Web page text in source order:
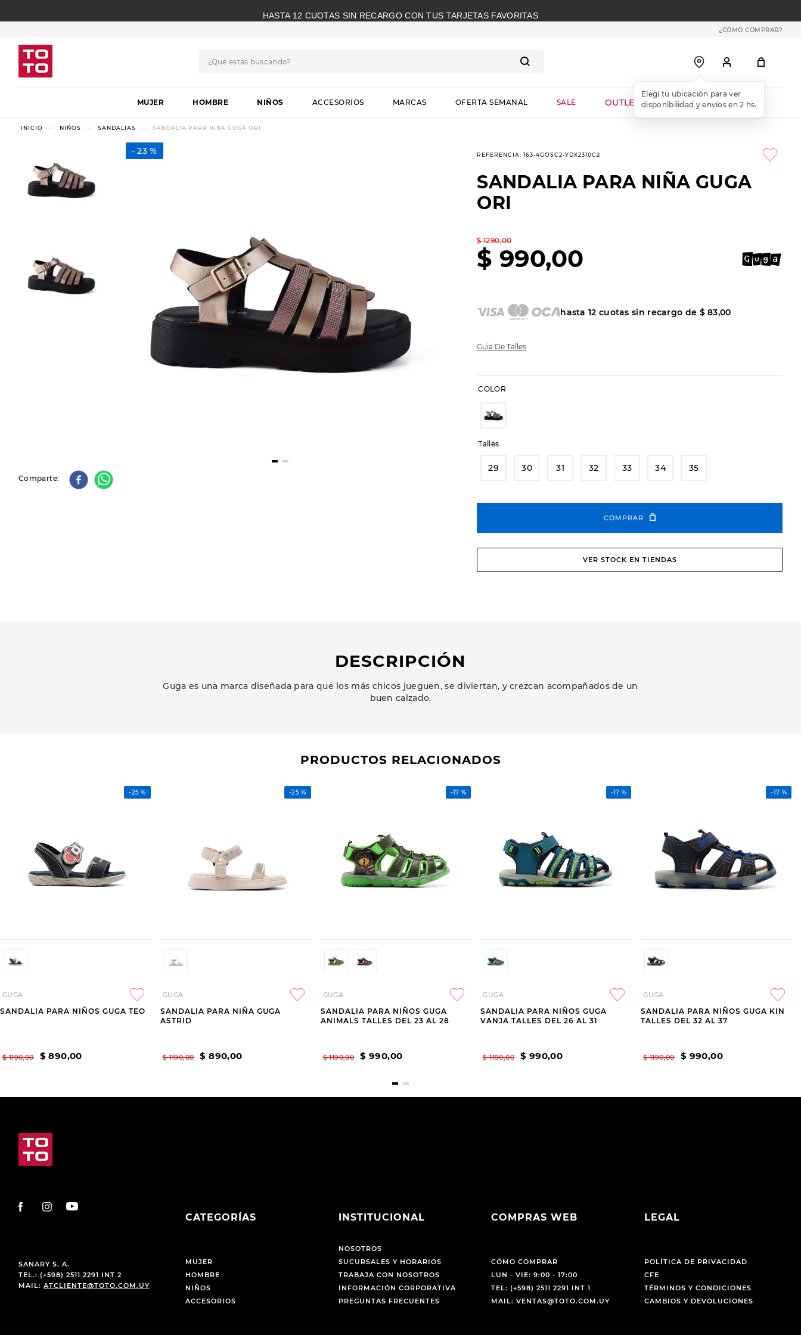
HASTA 12 CUOTAS SIN RECARGO CON TUS TARJETAS FAVORITAS
¿CÓMO COMPRAR?
MUJER HOMBRE NIÑOS ACCESORIOS MARCAS OFERTA SEMANAL SALE OUTLET WEB
NIÑOS SANDALIAS SANDALIA PARA NIÑA GUGA ORI
23 %
Comparte
REFERENCIA:163-4GOSC2-YDX2310C2
SANDALIA PARA NIÑA GUGA
ORI
$ 1290,00
$ 990,00
hasta12 cuotas sin recargo de $ 83,00
Guia De Talles
COLOR
Talles
29 30 31 32 33 34 35
COMPRAR
VER STOCK EN TIENDAS
DESCRIPCIÓN
Guga es una marca diseñada para que los más chicos jueguen, se diviertan, y crezcan acompañados de un
buen calzado.
PRODUCTOS RELACIONADOS
-25 %
GUGA
SANDALIA PARA NIÑOS GUGA TEO
$ 1190,00 $ 890,00
-25 %
GUGA
SANDALIA PARA NIÑA GUGA
ASTRID
$ 1190,00 $ 890,00
-17 %
GUGA
SANDALIA PARA NIÑOS GUGA
ANIMALS TALLES DEL 23 AL 28
$ 1190,00 $ 990,00
-17 %
GUGA
SANDALIA PARA NIÑOS GUGA
VANJA TALLES DEL 26 AL 31
$ 1190,00 $ 990,00
-17 %
GUGA
SANDALIA PARA NIÑOS GUGA KIN
TALLES DEL 32 AL 37
$ 1190,00 $ 990,00
SANARY S. A.
TEL.: (+598) 2511 2291 INT 2
MAIL: ATCLIENTE@TOTO.COM.UY
CATEGORÍAS
MUJER
HOMBRE
NIÑOS
ACCESORIOS
INSTITUCIONAL
NOSOTROS
SUCURSALES Y HORARIOS
TRABAJA CON NOSOTROS
INFORMACIÓN CORPORATIVA
PREGUNTAS FRECUENTES
COMPRAS WEB
CÓMO COMPRAR
LUN - VIE: 9:00 - 17:00
TEL: (+598) 2511 2291 INT 1
MAIL: VENTAS@TOTO.COM.UY
LEGAL
POLÍTICA DE PRIVACIDAD
CFE
TÉRMINOS Y CONDICIONES
CAMBIOS Y DEVOLUCIONES
1.
botas
2.
skechers
3.
hitec
slip-ins
botas dama